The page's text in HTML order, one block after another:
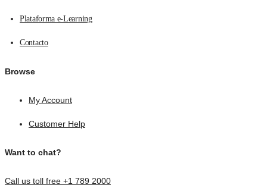
Plataforma e-Learning
Contacto
Browse
My Account
Customer Help
Want to chat?
Call us toll free +1 789 2000